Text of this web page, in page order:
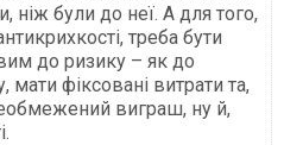
ніж були до неї. А для того,
треба бути
до ризику – як до
мати фіксовані витрати та,
виграш, ну й,